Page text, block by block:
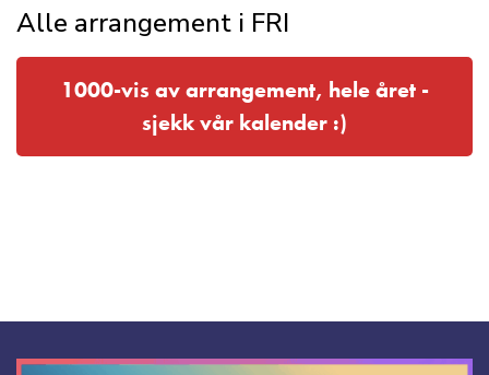
Alle arrangement i FRI
1000-vis av arrangement, hele året -
sjekk vår kalender :)